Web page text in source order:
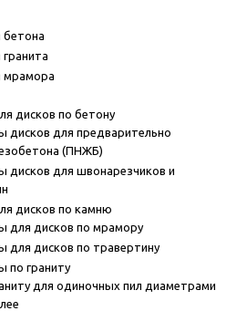
бетона
мрамора
дисков по бетону
дисков для предварительно
(ПНЖБ)
дисков для швонарезчиков и
дисков по камню
для дисков по мрамору
для дисков по травертину
по граниту
для одиночных пил диаметрами